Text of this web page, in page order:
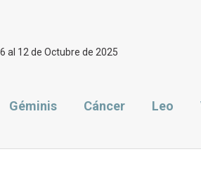
al 12 de Octubre de 2025
Géminis Cáncer Leo